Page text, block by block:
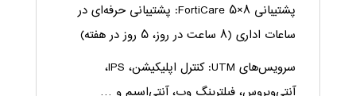
پشتیبانی ۸×۵ FortiCare: پشتیبانی حرفه‌ای در
ساعات اداری (۸ ساعت در روز، ۵ روز در هفته)
سرویس‌های UTM: کنترل اپلیکیشن، IPS،